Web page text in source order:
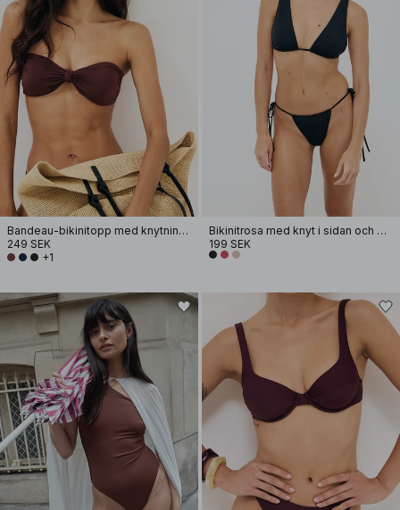
Bandeau-bikinitopp med knytning fram
249 SEK
+1
Bikinitrosa med knyt i sidan och dragsko
199 SEK